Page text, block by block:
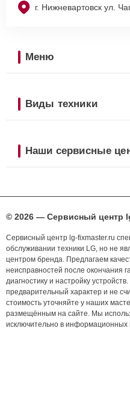
г. Нижневартовск ул.
Меню
Виды техники
Наши сервисные
© 2026 — Сервисный центр
Сервисный центр lg-fixmaster.ru
обслуживании техники LG, но не
центром бренда. Предлагаем
неисправностей после окончания
диагностику и настройку
предварительный характер и не
стоимость уточняйте у наших
размещённым на сайте. Мы
исключительно в информационных